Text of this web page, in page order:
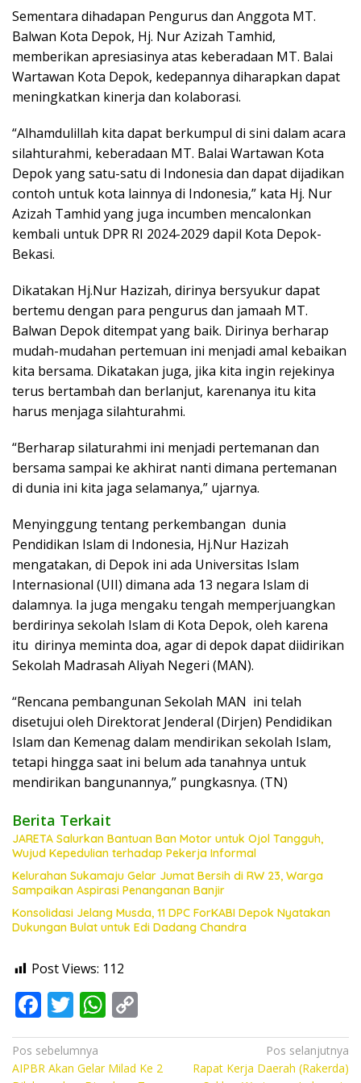
Sementara dihadapan Pengurus dan Anggota MT.
Balwan Kota Depok, Hj. Nur Azizah Tamhid,
memberikan apresiasinya atas keberadaan MT. Balai
Wartawan Kota Depok, kedepannya diharapkan dapat
meningkatkan kinerja dan kolaborasi.
“Alhamdulillah kita dapat berkumpul di sini dalam acara
silahturahmi, keberadaan MT. Balai Wartawan Kota
Depok yang satu-satu di Indonesia dan dapat dijadikan
contoh untuk kota lainnya di Indonesia,” kata Hj. Nur
Azizah Tamhid yang juga incumben mencalonkan
kembali untuk DPR RI 2024-2029 dapil Kota Depok-
Bekasi.
Dikatakan Hj.Nur Hazizah, dirinya bersyukur dapat
bertemu dengan para pengurus dan jamaah MT.
Balwan Depok ditempat yang baik. Dirinya berharap
mudah-mudahan pertemuan ini menjadi amal kebaikan
kita bersama. Dikatakan juga, jika kita ingin rejekinya
terus bertambah dan berlanjut, karenanya itu kita
harus menjaga silahturahmi.
“Berharap silaturahmi ini menjadi pertemanan dan
bersama sampai ke akhirat nanti dimana pertemanan
di dunia ini kita jaga selamanya,” ujarnya.
Menyinggung tentang perkembangan dunia
Pendidikan Islam di Indonesia, Hj.Nur Hazizah
mengatakan, di Depok ini ada Universitas Islam
Internasional (UII) dimana ada 13 negara Islam di
dalamnya. Ia juga mengaku tengah memperjuangkan
berdirinya sekolah Islam di Kota Depok, oleh karena
itu dirinya meminta doa, agar di depok dapat diidirikan
Sekolah Madrasah Aliyah Negeri (MAN).
“Rencana pembangunan Sekolah MAN ini telah
disetujui oleh Direktorat Jenderal (Dirjen) Pendidikan
Islam dan Kemenag dalam mendirikan sekolah Islam,
tetapi hingga saat ini belum ada tanahnya untuk
mendirikan bangunannya,” pungkasnya. (TN)
Berita Terkait
JARETA Salurkan Bantuan Ban Motor untuk Ojol Tangguh,
Wujud Kepedulian terhadap Pekerja Informal
Kelurahan Sukamaju Gelar Jumat Bersih di RW 23, Warga
Sampaikan Aspirasi Penanganan Banjir
Konsolidasi Jelang Musda, 11 DPC ForKABI Depok Nyatakan
Dukungan Bulat untuk Edi Dadang Chandra
Post Views: 112
F
ac
e
T
w
itt
W
h
at
o
p
Navigasi
pos
Pos sebelumnya
AIPBR Akan Gelar Milad Ke 2
Pos selanjutnya
Rapat Kerja Daerah (Rakerda)